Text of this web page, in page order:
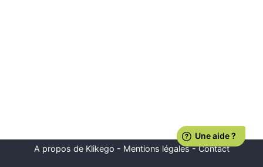
A propos de Klikego - Mentions légales-Contact